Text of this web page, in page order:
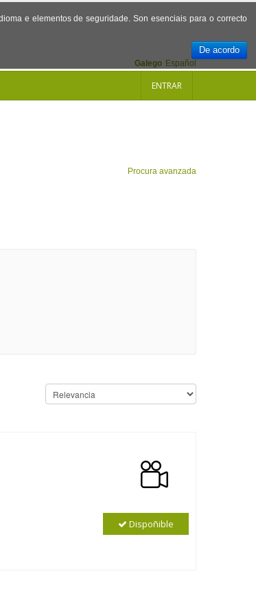
e elementos de seguridade. Son esenciais para o correcto
De acordo
Español
Galego
ENTRAR
Procura avanzada
Dispoñible